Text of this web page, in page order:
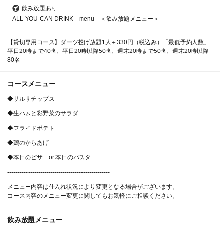
飲み放題あり
ALL-YOU-CAN-DRINK menu ＜飲み放題メニュー＞
【貸切専用コース】ダーツ投げ放題1人＋330円（税込み）「最低予約人数」
平日20時まで40名、平日20時以降50名、週末20時まで50名、週末20時以降
80名
コースメニュー
◆サルサチップス
◆生ハムと彩野菜のサラダ
◆フライドポテト
◆鶏のからあげ
◆本日のピザ or 本日のパスタ
----------------------------------------------------
メニュー内容は仕入れ状況により変更となる場合がございます。
コース内容のメニュー変更に関してもお気軽にご相談ください。
飲み放題メニュー